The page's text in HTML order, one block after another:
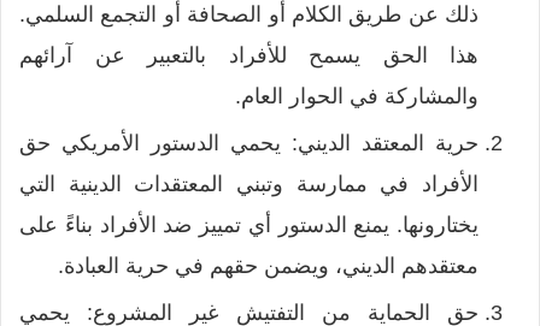
ذلك عن طريق الكلام أو الصحافة أو التجمع السلمي.
هذا الحق يسمح للأفراد بالتعبير عن آرائهم
والمشاركة في الحوار العام.
حرية المعتقد الديني: يحمي الدستور الأمريكي حق
الأفراد في ممارسة وتبني المعتقدات الدينية التي
يختارونها. يمنع الدستور أي تمييز ضد الأفراد بناءً على
معتقدهم الديني، ويضمن حقهم في حرية العبادة.
حق الحماية من التفتيش غير المشروع: يحمي